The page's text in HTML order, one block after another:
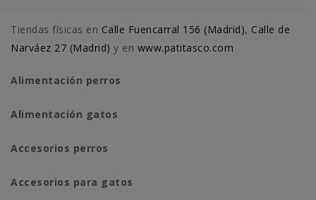
Tiendas físicas en Calle Fuencarral 156 (Madrid), Calle de
Narváez 27 (Madrid) y en www.patitasco.com
Alimentación perros
Alimentación gatos
Accesorios perros
Accesorios para gatos